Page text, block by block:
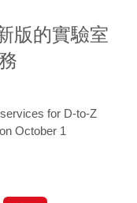
版的實驗室
for D-to-Z
October 1